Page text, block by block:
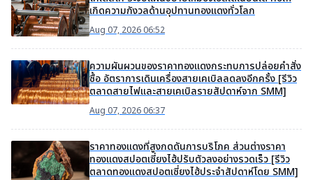
เกิดความกังวลด้านอุปทานทองแดงทั่วโลก
Aug 07, 2026 06:52
ความผันผวนของราคาทองแดงกระทบการปล่อยคำสั่ง
ซื้อ อัตราการเดินเครื่องสายเคเบิลลดลงอีกครั้ง [รีวิว
ตลาดสายไฟและสายเคเบิลรายสัปดาห์จาก SMM]
Aug 07, 2026 06:37
ราคาทองแดงที่สูงกดดันการบริโภค ส่วนต่างราคา
ทองแดงสปอตเซี่ยงไฮ้ปรับตัวลงอย่างรวดเร็ว [รีวิว
ตลาดทองแดงสปอตเซี่ยงไฮ้ประจำสัปดาห์โดย SMM]